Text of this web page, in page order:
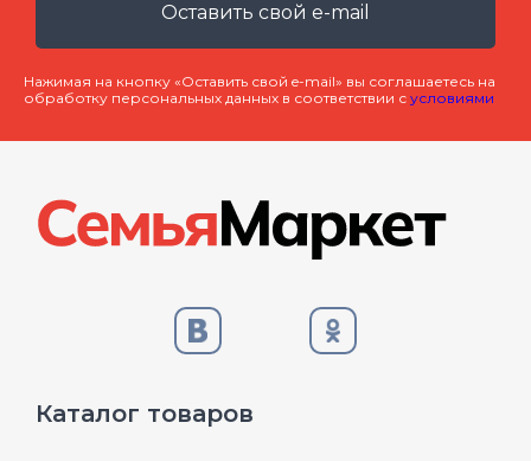
Оставить свой e-mail
Нажимая на кнопку «Оставить свой e-mail» вы соглашаетесь на
обработку персональных данных в соответствии с условиями
Каталог товаров